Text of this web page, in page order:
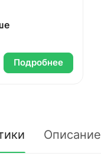
Подробнее
Описание